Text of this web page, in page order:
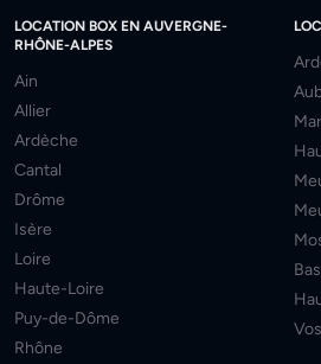
LOCATION BOX EN AUVERGNE-
RHÔNE-ALPES
Ain
Allier
Ardèche
Cantal
Drôme
Isère
Loire
Haute-Loire
Puy-de-Dôme
Rhône